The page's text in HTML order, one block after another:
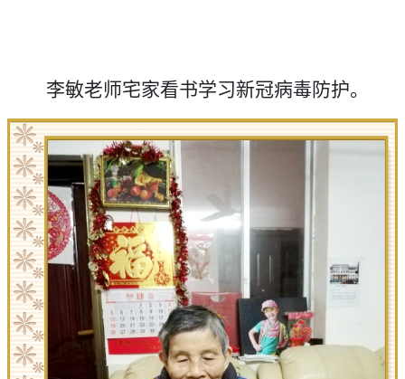
李敏老师宅家看书学习新冠病毒防护。